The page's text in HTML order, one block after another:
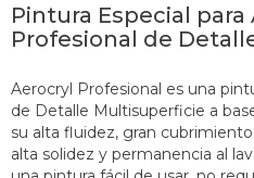
Pintura Especial para
Profesional de
Aerocryl Profesional es una
de Detalle Multisuperficie a
su alta fluidez, gran
alta solidez y permanencia al